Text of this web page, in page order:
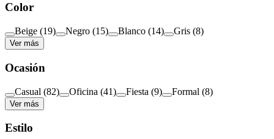
Color
Beige (19) Negro (15) Blanco (14) Gris (8)
Ver más
Ocasión
Casual (82) Oficina (41) Fiesta (9) Formal (8)
Ver más
Estilo